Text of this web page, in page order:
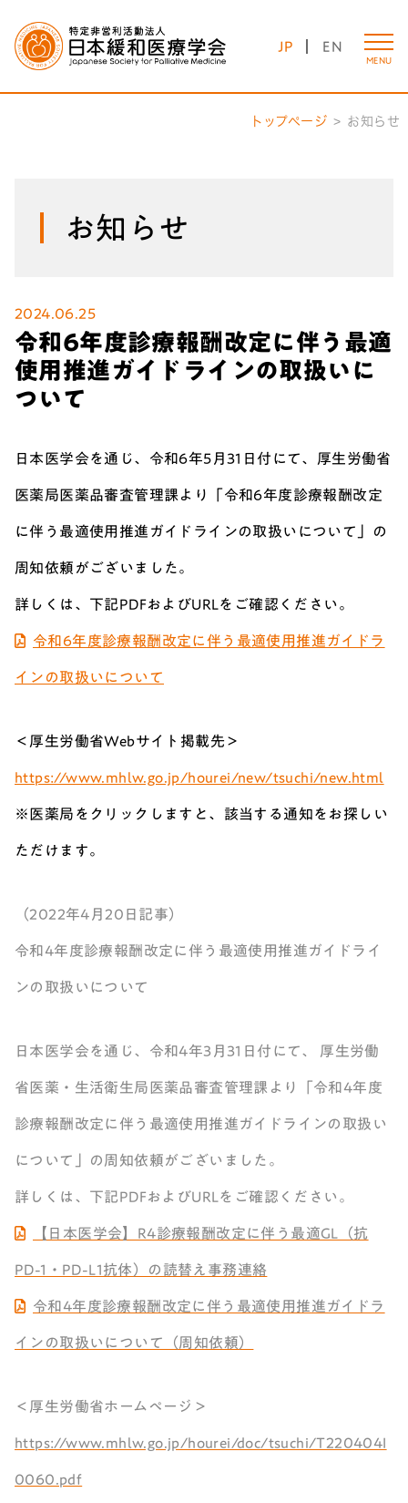
JP EN
MENU
トップページ お知らせ
お知らせ
2024.06.25
令和6年度診療報酬改定に伴う最適
使用推進ガイドラインの取扱いに
ついて
日本医学会を通じ、令和6年5月31日付にて、厚生労働省
医薬局医薬品審査管理課より「令和6年度診療報酬改定
に伴う最適使用推進ガイドラインの取扱いについて」の
周知依頼がございました。
詳しくは、下記PDFおよびURLをご確認ください。
令和6年度診療報酬改定に伴う最適使用推進ガイドラ
インの取扱いについて
＜厚生労働省Webサイト掲載先＞
https://www.mhlw.go.jp/hourei/new/tsuchi/new.html
※医薬局をクリックしますと、該当する通知をお探しい
ただけます。
（2022年4月20日記事）
令和4年度診療報酬改定に伴う最適使用推進ガイドライ
ンの取扱いについて
日本医学会を通じ、令和4年3月31日付にて、 厚生労働
省医薬・生活衛生局医薬品審査管理課より「令和4年度
診療報酬改定に伴う最適使用推進ガイドラインの取扱い
について」の周知依頼がございました。
詳しくは、下記PDFおよびURLをご確認ください。
【日本医学会】R4診療報酬改定に伴う最適GL（抗
PD-1・PD-L1抗体）の読替え事務連絡
令和4年度診療報酬改定に伴う最適使用推進ガイドラ
インの取扱いについて（周知依頼）
＜厚生労働省ホームページ＞
https://www.mhlw.go.jp/hourei/doc/tsuchi/T220404I
0060.pdf